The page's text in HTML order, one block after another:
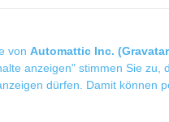
von Automattic Inc.
anzeigen" stimmen Sie zu,
dürfen. Damit können